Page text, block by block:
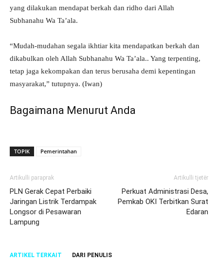
yang dilakukan mendapat berkah dan ridho dari Allah
Subhanahu Wa Ta’ala.
“Mudah-mudahan segala ikhtiar kita mendapatkan berkah dan
dikabulkan oleh Allah Subhanahu Wa Ta’ala.. Yang terpenting,
tetap jaga kekompakan dan terus berusaha demi kepentingan
masyarakat,” tutupnya. (Iwan)
Bagaimana Menurut Anda
TOPIK Pemerintahan
Artikulli paraprak
PLN Gerak Cepat Perbaiki
Jaringan Listrik Terdampak
Longsor di Pesawaran
Lampung
Artikulli tjetër
Perkuat Administrasi Desa,
Pemkab OKI Terbitkan Surat
Edaran
ARTIKEL TERKAIT DARI PENULIS